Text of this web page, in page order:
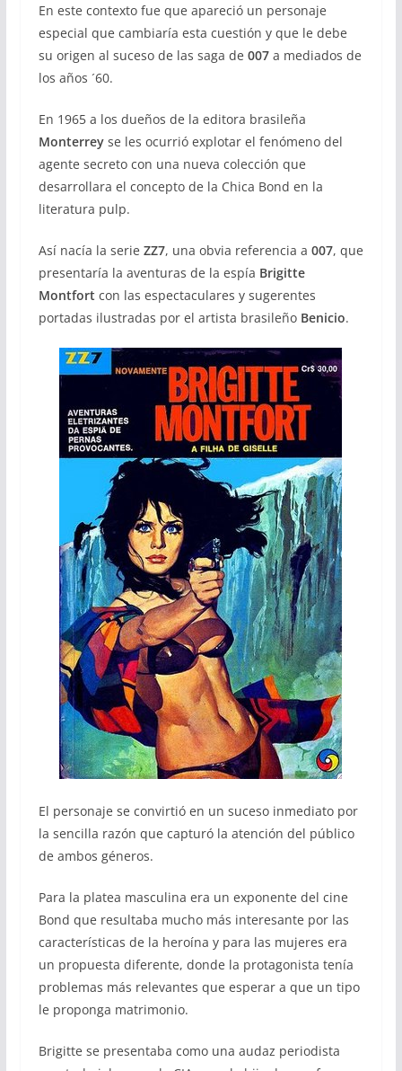
En este contexto fue que apareció un personaje
especial que cambiaría esta cuestión y que le debe
su origen al suceso de las saga de 007a mediados de
los años ´60.
En 1965 a los dueños de la editora brasileña
Monterreyse les ocurrió explotar el fenómeno del
agente secreto con una nueva colección que
desarrollara el concepto de la Chica Bond en la
literatura pulp.
Así nacía la serie ZZ7, una obvia referencia a 007, que
presentaría la aventuras de la espía Brigitte
Montfort con las espectaculares y sugerentes
portadas ilustradas por el artista brasileñoBenicio.
El personaje se convirtió en un suceso inmediato por
la sencilla razón que capturó la atención del público
de ambos géneros.
Para la platea masculina era un exponente del cine
Bond que resultaba mucho más interesante por las
características de la heroína y para las mujeres era
un propuesta diferente, donde la protagonista tenía
problemas más relevantes que esperar a que un tipo
le proponga matrimonio.
Brigitte se presentaba como una audaz periodista